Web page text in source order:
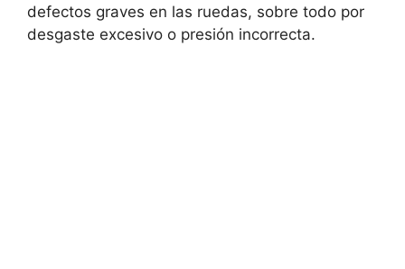
defectos graves en las ruedas, sobre todo por
desgaste excesivo o presión incorrecta.